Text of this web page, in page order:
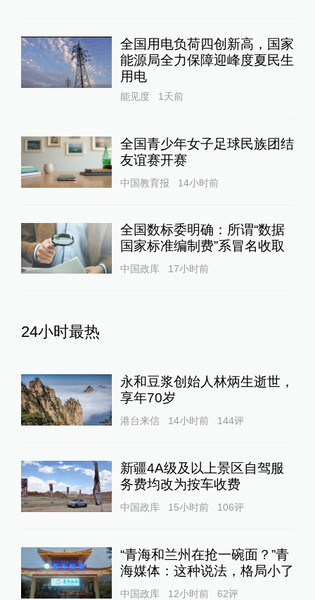
全国用电负荷四创新高，国家
能源局全力保障迎峰度夏民生
用电
能见度 1天前
全国青少年女子足球民族团结
友谊赛开赛
中国教育报 14小时前
全国数标委明确：所谓“数据
国家标准编制费”系冒名收取
中国政库 17小时前
24小时最热
永和豆浆创始人林炳生逝世，
享年70岁
港台来信 14小时前 144评
新疆4A级及以上景区自驾服
务费均改为按车收费
中国政库 15小时前 106评
“青海和兰州在抢一碗面？”青
海媒体：这种说法，格局小了
中国政库 12小时前 62评